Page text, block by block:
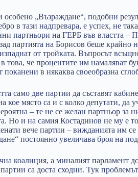
„Възраждане“, подобни
в тази надпревара, е успех, не
партньори на ГЕРБ във властта –
партията на Борисов беше крайно
от тройката. Въпросът
това, че процентите им намаляват
поканени в някаква своеобразна
само две партии да съставят
кое място са и с колко депутати, да
– те не се желан партньор за
Но и на самия Костадинов не му е
вече партии – вижданията им се
постоянно увеличава броя на
коалиция, а миналият парламент
са доста сходни. Тук